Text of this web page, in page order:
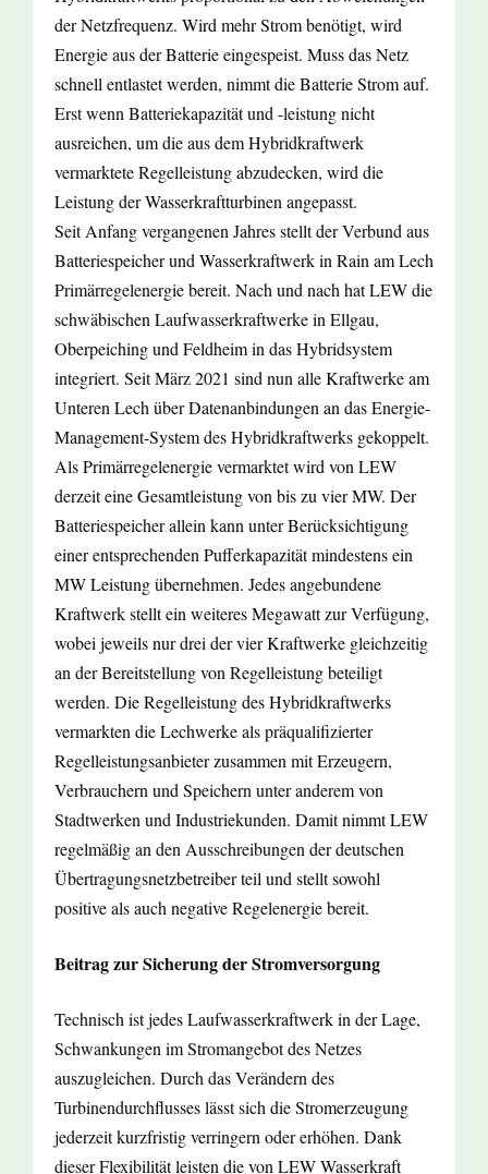
der Netzfrequenz. Wird mehr Strom benötigt, wird
Energie aus der Batterie eingespeist. Muss das Netz
schnell entlastet werden, nimmt die Batterie Strom auf.
Erst wenn Batteriekapazität und -leistung nicht
ausreichen, um die aus dem Hybridkraftwerk
vermarktete Regelleistung abzudecken, wird die
Leistung der Wasserkraftturbinen angepasst.
Seit Anfang vergangenen Jahres stellt der Verbund aus
Batteriespeicher und Wasserkraftwerk in Rain am Lech
Primärregelenergie bereit. Nach und nach hat LEW die
schwäbischen Laufwasserkraftwerke in Ellgau,
Oberpeiching und Feldheim in das Hybridsystem
integriert. Seit März 2021 sind nun alle Kraftwerke am
Unteren Lech über Datenanbindungen an das Energie-
Management-System des Hybridkraftwerks gekoppelt.
Als Primärregelenergie vermarktet wird von LEW
derzeit eine Gesamtleistung von bis zu vier MW. Der
Batteriespeicher allein kann unter Berücksichtigung
einer entsprechenden Pufferkapazität mindestens ein
MW Leistung übernehmen. Jedes angebundene
Kraftwerk stellt ein weiteres Megawatt zur Verfügung,
wobei jeweils nur drei der vier Kraftwerke gleichzeitig
an der Bereitstellung von Regelleistung beteiligt
werden. Die Regelleistung des Hybridkraftwerks
vermarkten die Lechwerke als präqualifizierter
Regelleistungsanbieter zusammen mit Erzeugern,
Verbrauchern und Speichern unter anderem von
Stadtwerken und Industriekunden. Damit nimmt LEW
regelmäßig an den Ausschreibungen der deutschen
Übertragungsnetzbetreiber teil und stellt sowohl
positive als auch negative Regelenergie bereit.
Beitrag zur Sicherung der Stromversorgung
Technisch ist jedes Laufwasserkraftwerk in der Lage,
Schwankungen im Stromangebot des Netzes
auszugleichen. Durch das Verändern des
Turbinendurchflusses lässt sich die Stromerzeugung
jederzeit kurzfristig verringern oder erhöhen. Dank
dieser Flexibilität leisten die von LEW Wasserkraft